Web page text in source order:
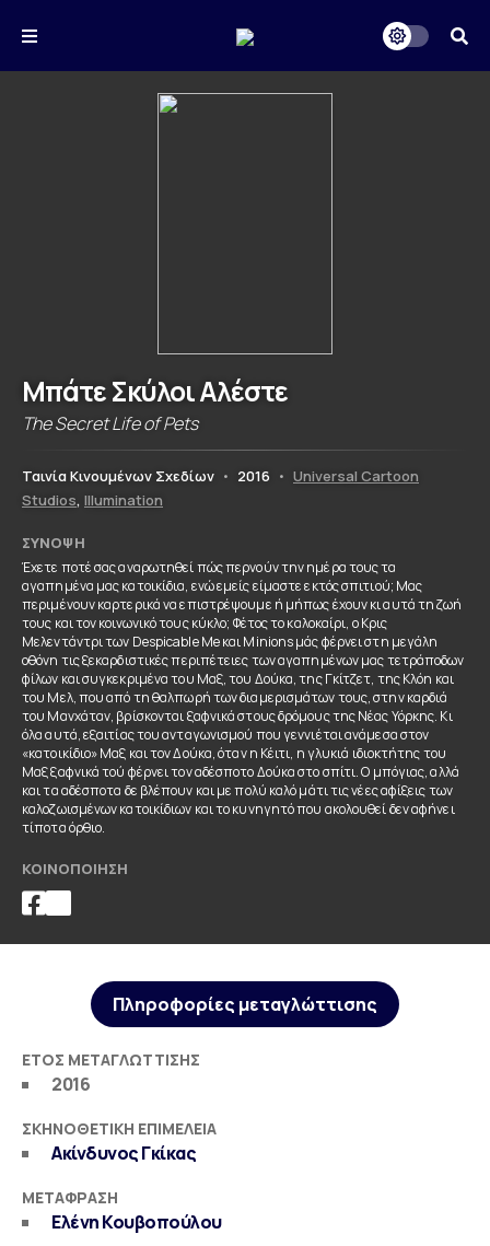
Μπάτε Σκύλοι Αλέστε
The Secret Life of Pets
Ταινία Κινουμένων Σχεδίων • 2016 • Universal Cartoon
Studios, Illumination
ΣΎΝΟΨΗ
Έχετε ποτέ σας αναρωτηθεί πώς περνούν την ημέρα τους τα
αγαπημένα μας κατοικίδια, ενώ εμείς είμαστε εκτός σπιτιού; Μας
περιμένουν καρτερικά να επιστρέψουμε ή μήπως έχουν κι αυτά τη ζωή
τους και τον κοινωνικό τους κύκλο; Φέτος το καλοκαίρι, ο Κρις
Μελεντάντρι των Despicable Me και Minions μάς φέρνει στη μεγάλη
οθόνη τις ξεκαρδιστικές περιπέτειες των αγαπημένων μας τετράποδων
φίλων και συγκεκριμένα του Μαξ, του Δούκα, της Γκίτζετ, της Κλόη και
του Μελ, που από τη θαλπωρή των διαμερισμάτων τους, στην καρδιά
του Μανχάταν, βρίσκονται ξαφνικά στους δρόμους της Νέας Υόρκης. Κι
όλα αυτά, εξαιτίας του ανταγωνισμού που γεννιέται ανάμεσα στον
«κατοικίδιο» Μαξ και τον Δούκα, όταν η Κέιτι, η γλυκιά ιδιοκτήτης του
Μαξ ξαφνικά τού φέρνει τον αδέσποτο Δούκα στο σπίτι. Ο μπόγιας, αλλά
και τα αδέσποτα δε βλέπουν και με πολύ καλό μάτι τις νέες αφίξεις των
καλοζωισμένων κατοικίδιων και το κυνηγητό που ακολουθεί δεν αφήνει
τίποτα όρθιο.
ΚΟΙΝΟΠΟΊΗΣΗ
Πληροφορίες μεταγλώττισης
ΈΤΟΣ ΜΕΤΑΓΛΏΤΤΙΣΗΣ
2016
ΣΚΗΝΟΘΕΤΙΚΉ ΕΠΙΜΈΛΕΙΑ
Ακίνδυνος Γκίκας
ΜΕΤΆΦΡΑΣΗ
Ελένη Κουβοπούλου